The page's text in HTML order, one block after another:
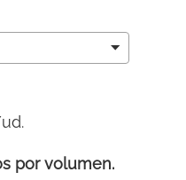
por volumen.